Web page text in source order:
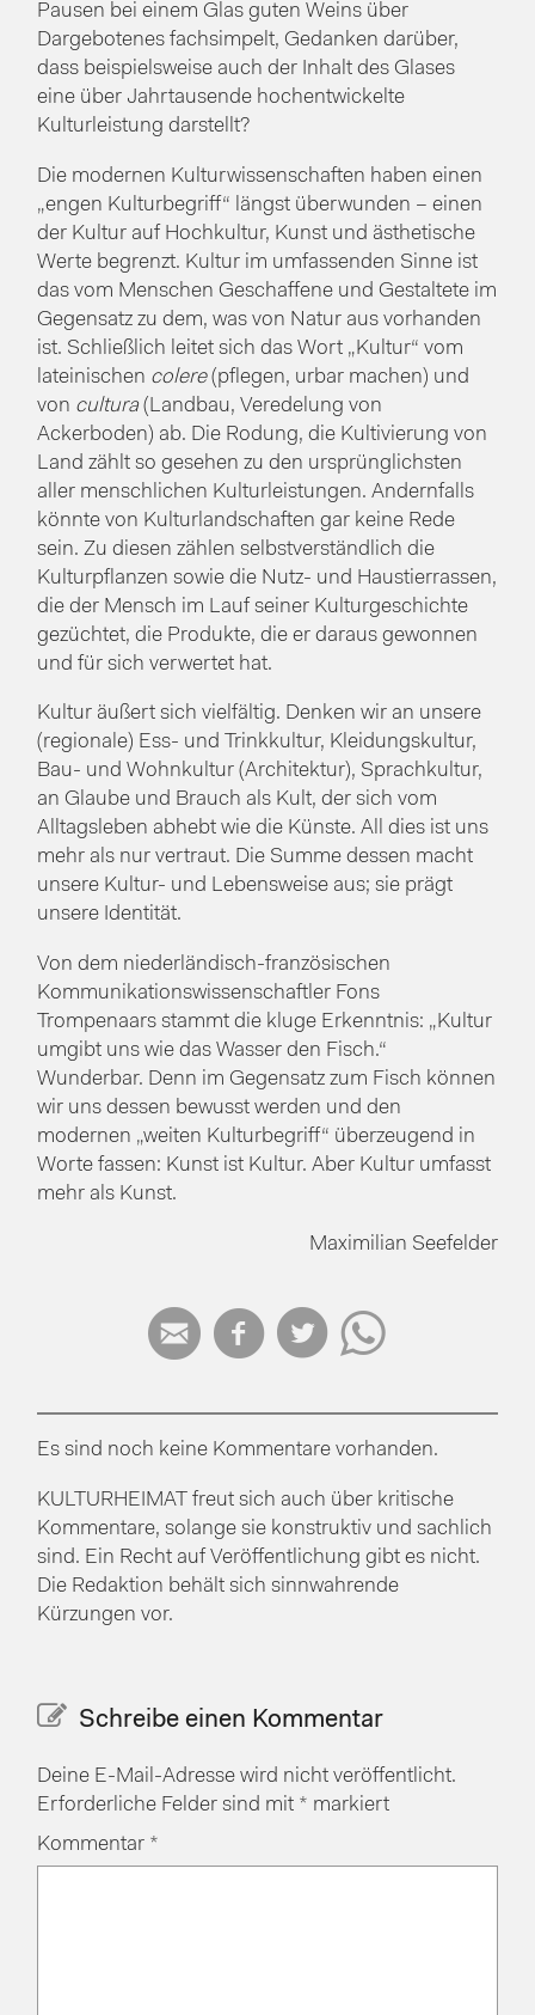
Pausen bei einem Glas guten Weins über
Dargebotenes fachsimpelt, Gedanken darüber,
dass beispielsweise auch der Inhalt des Glases
eine über Jahrtausende hochentwickelte
Kulturleistung darstellt?
Die modernen Kulturwissenschaften haben einen
„engen Kulturbegriff“ längst überwunden – einen
der Kultur auf Hochkultur, Kunst und ästhetische
Werte begrenzt. Kultur im umfassenden Sinne ist
das vom Menschen Geschaffene und Gestaltete im
Gegensatz zu dem, was von Natur aus vorhanden
ist. Schließlich leitet sich das Wort „Kultur“ vom
lateinischen colere(pflegen, urbar machen) und
von cultura(Landbau, Veredelung von
Ackerboden) ab. Die Rodung, die Kultivierung von
Land zählt so gesehen zu den ursprünglichsten
aller menschlichen Kulturleistungen. Andernfalls
könnte von Kulturlandschaften gar keine Rede
sein. Zu diesen zählen selbstverständlich die
Kulturpflanzen sowie die Nutz- und Haustierrassen,
die der Mensch im Lauf seiner Kulturgeschichte
gezüchtet, die Produkte, die er daraus gewonnen
und für sich verwertet hat.
Kultur äußert sich vielfältig. Denken wir an unsere
(regionale) Ess- und Trinkkultur, Kleidungskultur,
Bau- und Wohnkultur (Architektur), Sprachkultur,
an Glaube und Brauch als Kult, der sich vom
Alltagsleben abhebt wie die Künste. All dies ist uns
mehr als nur vertraut. Die Summe dessen macht
unsere Kultur- und Lebensweise aus; sie prägt
unsere Identität.
Von dem niederländisch-französischen
Kommunikationswissenschaftler Fons
Trompenaars stammt die kluge Erkenntnis: „Kultur
umgibt uns wie das Wasser den Fisch.“
Wunderbar. Denn im Gegensatz zum Fisch können
wir uns dessen bewusst werden und den
modernen „weiten Kulturbegriff“ überzeugend in
Worte fassen: Kunst ist Kultur. Aber Kultur umfasst
mehr als Kunst.
Maximilian Seefelder
   
Es sind noch keine Kommentare vorhanden.
KULTURHEIMAT freut sich auch über kritische
Kommentare, solange sie konstruktiv und sachlich
sind. Ein Recht auf Veröffentlichung gibt es nicht.
Die Redaktion behält sich sinnwahrende
Kürzungen vor.
Schreibe einen Kommentar
Deine E-Mail-Adresse wird nicht veröffentlicht.
Erforderliche Felder sind mit * markiert
Kommentar *